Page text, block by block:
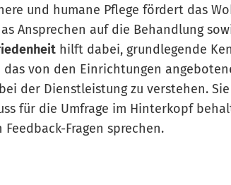
und humane Pflege fördert das
Ansprechen auf die Behandlung
hilft dabei, grundlegende
von den Einrichtungen
der Dienstleistung zu verstehen.
für die Umfrage im Hinterkopf
Fragen sprechen.